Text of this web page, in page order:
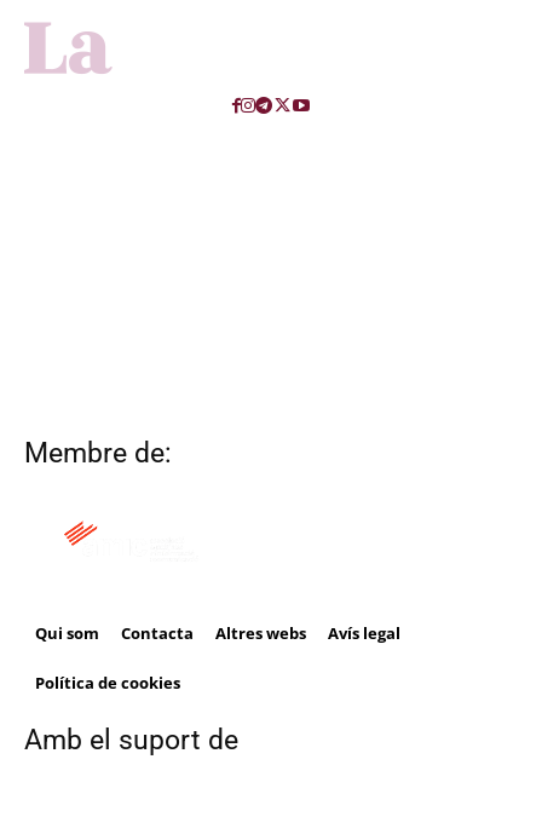
Membre de:
Qui som Contacta Altres webs Avís legal
Política de cookies
Amb el suport de